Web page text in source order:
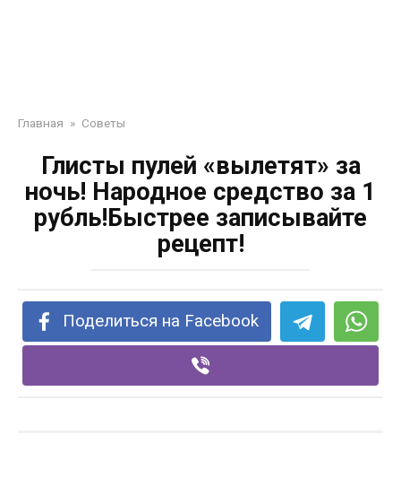
Главная » Советы
Глисты пулей «вылетят» за
ночь! Народное средство за 1
рубль!Быстрее записывайте
рецепт!
Поделиться на Facebook